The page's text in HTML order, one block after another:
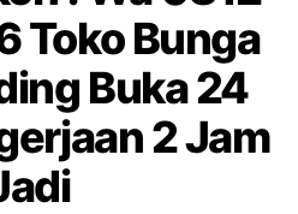
Toko Bunga
Buka 24
2 Jam